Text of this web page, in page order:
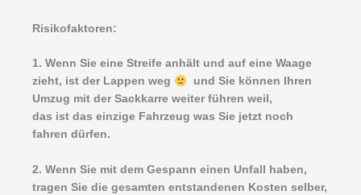
Risikofaktoren:
1. Wenn Sie eine Streife anhält und auf eine Waage
zieht, ist der Lappen weg
und Sie können Ihren
Umzug mit der Sackkarre weiter führen weil,
das ist das einzige Fahrzeug was Sie jetzt noch
fahren dürfen.
2. Wenn Sie mit dem Gespann einen Unfall haben,
tragen Sie die gesamten entstandenen Kosten selber,